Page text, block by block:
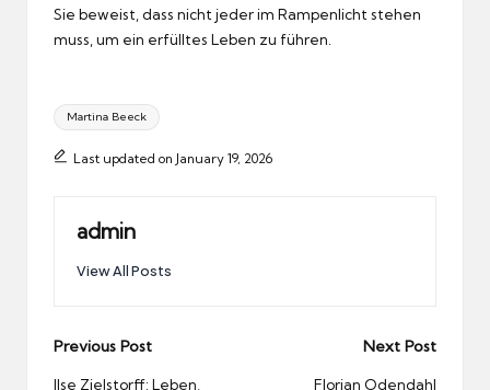
Sie beweist, dass nicht jeder im Rampenlicht stehen
muss, um ein erfülltes Leben zu führen.
Tags:
Martina Beeck
Last updated on January 19, 2026
admin
View All Posts
Post
Previous Post
Ilse Zielstorff: Leben,
Next Post
Florian Odendahl